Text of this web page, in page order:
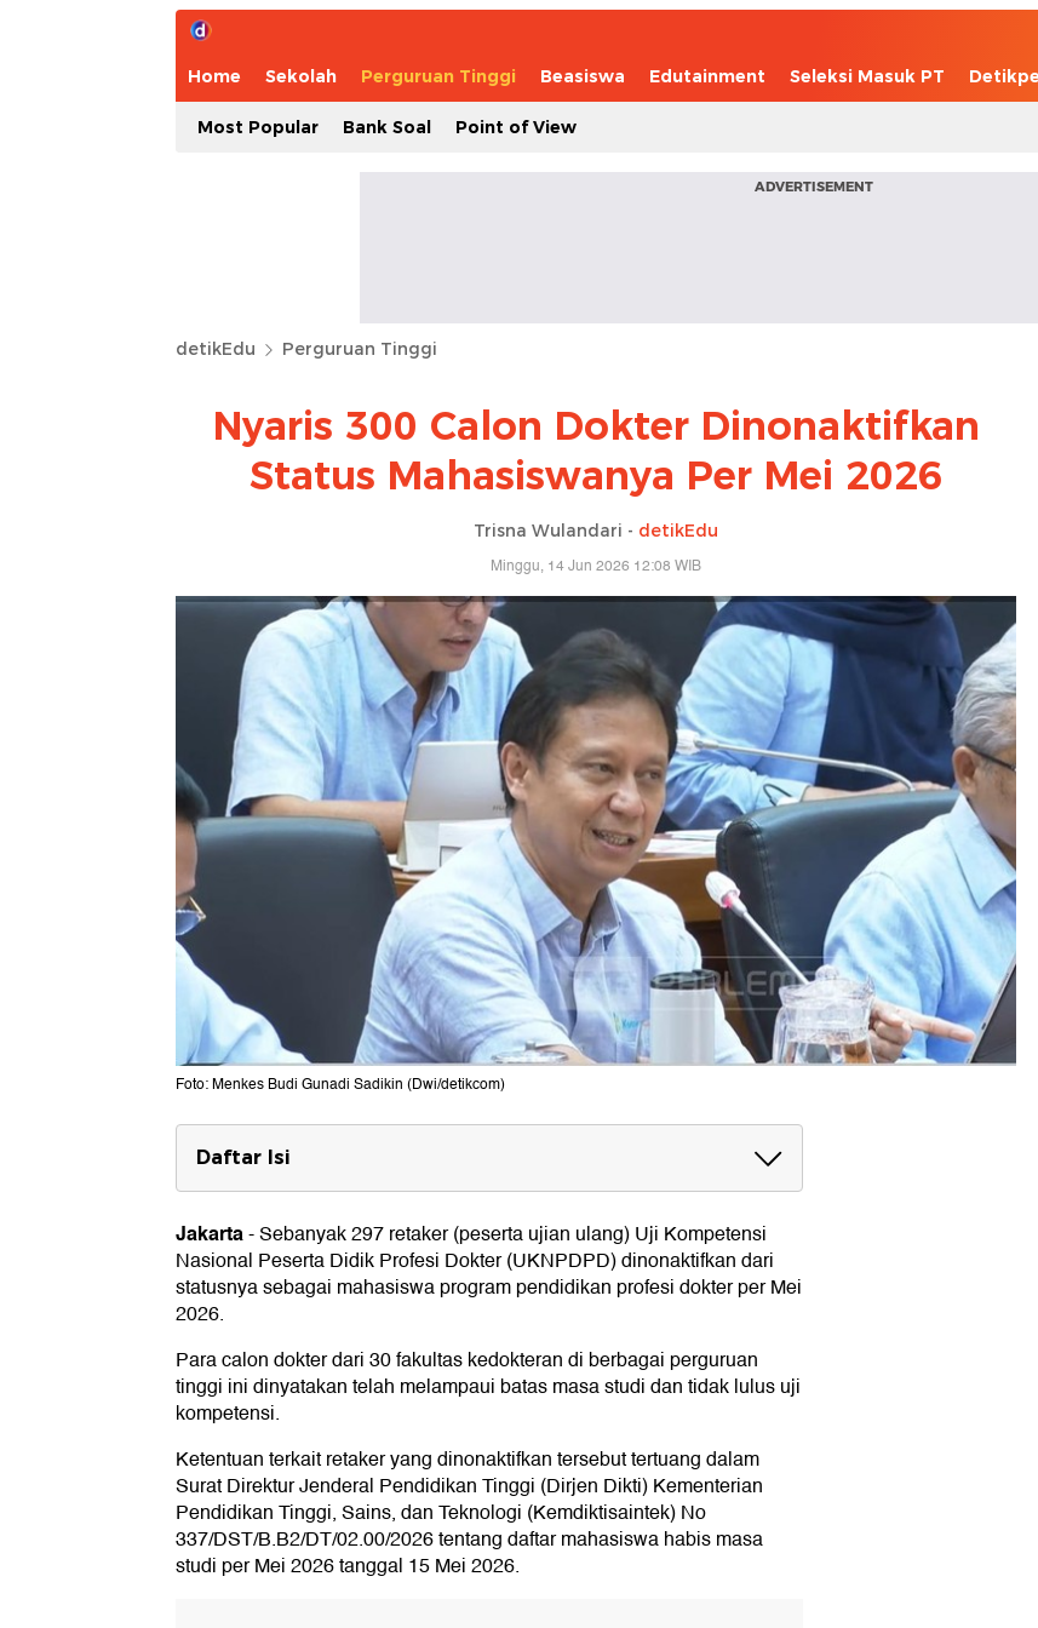
Home Sekolah Perguruan Tinggi Beasiswa Edutainment Seleksi Masuk PT
Most Popular Bank Soal Point of View
ADVERTISEMENT
detikEdu Perguruan Tinggi
Nyaris 300 Calon Dokter Dinonaktifkan
Status Mahasiswanya Per Mei 2026
Trisna Wulandari - detikEdu
Minggu, 14 Jun 2026 12:08 WIB
Foto: Menkes Budi Gunadi Sadikin (Dwi/detikcom)
Daftar Isi
Isu Kekurangan Dokter dan Retaker
Usul Pengurangan Kuota di FK
Usul Ulang Ujian pada Bagian yang Belum Lolos Saja
Jakarta-Sebanyak 297 retaker (peserta ujian ulang) Uji Kompetensi
Nasional Peserta Didik Profesi Dokter (UKNPDPD) dinonaktifkan dari
statusnya sebagai mahasiswa program pendidikan profesi dokter per Mei
2026.
Para calon dokter dari 30 fakultas kedokteran di berbagai perguruan
tinggi ini dinyatakan telah melampaui batas masa studi dan tidak lulus uji
kompetensi.
Ketentuan terkait retaker yang dinonaktifkan tersebut tertuang dalam
Surat Direktur Jenderal Pendidikan Tinggi (Dirjen Dikti) Kementerian
Pendidikan Tinggi, Sains, dan Teknologi (Kemdiktisaintek) No
337/DST/B.B2/DT/02.00/2026 tentang daftar mahasiswa habis masa
studi per Mei 2026 tanggal 15 Mei 2026.